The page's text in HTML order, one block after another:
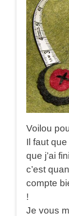
Voilou
Il faut
que j’ai
c’est
compte
!
Je vous